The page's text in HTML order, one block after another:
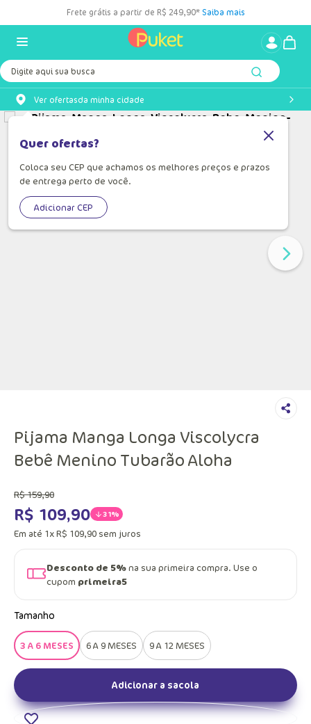
Frete grátis a partir de R$ 249,90* Saiba mais
Digite aqui sua busca
Ver ofertasda minha cidade
Quer ofertas?
Coloca seu CEP que achamos os melhores preços e prazos
de entrega perto de você.
Adicionar CEP
Pijama Manga Longa Viscolycra
Bebê Menino Tubarão Aloha
R$159,90
R$ 109,90 31%
Em até 1xR$ 109,90 sem juros
Desconto de 5%na sua primeira compra. Use o
cupom primeira5
Tamanho
3 A 6 MESES 6 A 9 MESES 9 A 12 MESES
Adicionar a sacola